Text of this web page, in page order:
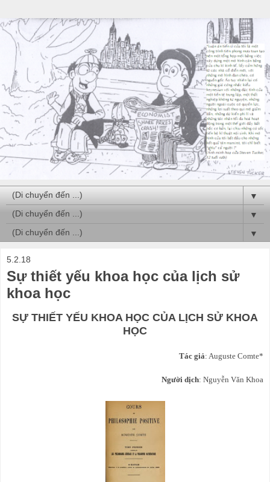
▼
▼
▼
5.2.18
Sự thiết yếu khoa học của lịch sử
khoa học
SỰ THIẾT YẾU KHOA HỌC CỦA LỊCH SỬ KHOA
HỌC
Tác giả: Auguste Comte*
Người dịch: Nguyễn Văn Khoa